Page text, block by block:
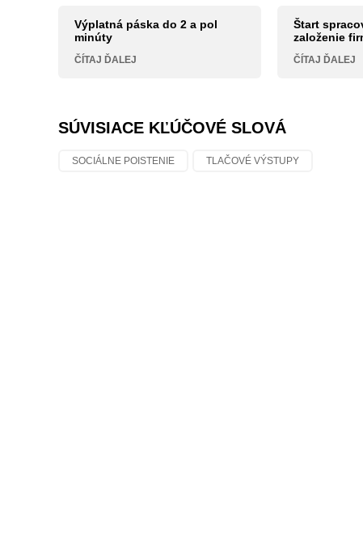
Výplatná páska do 2 a pol
minúty
ČÍTAJ ĎALEJ
Štart
založenie
ČÍTAJ ĎALEJ
SÚVISIACE KĽÚČOVÉ SLOVÁ
SOCIÁLNE POISTENIE TLAČOVÉ VÝSTUPY